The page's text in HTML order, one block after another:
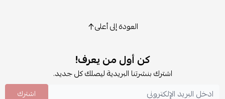
العودة إلى أعلى
كن أول من يعرف!
اشترك بنشرتنا البريدية ليصلك كل جديد.
اشترك